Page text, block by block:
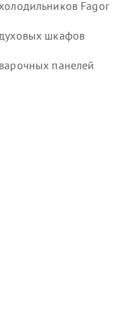
Fagor
шкафов
панелей